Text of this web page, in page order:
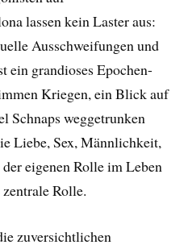
lassen kein Laster aus:
Ausschweifungen und
ein grandioses Epochen-
Kriegen, ein Blick auf
Schnaps weggetrunken
Liebe, Sex, Männlichkeit,
eigenen Rolle im Leben
Rolle.
zuversichtlichen